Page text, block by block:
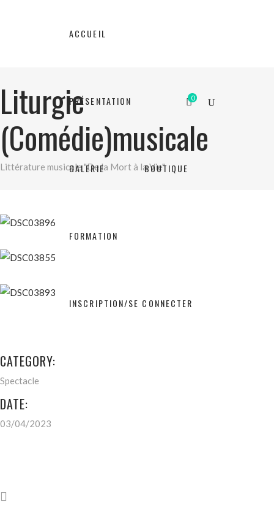
ACCUEIL
PRÉSENTATION
GALERIE BOUTIQUE
FORMATION
INSCRIPTION/SE CONNECTER
0
Liturgie
(Comédie)musicale
Littérature musicale "De la Mort à la Vie"
CATEGORY:
Spectacle
DATE:
03/04/2023